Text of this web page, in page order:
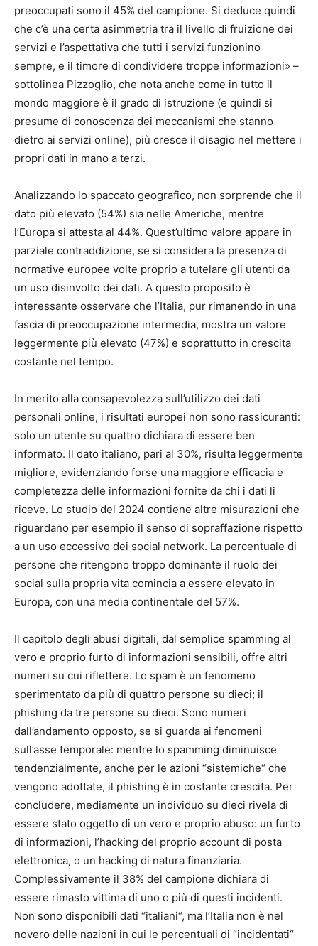
preoccupati sono il 45% del campione. Si deduce quindi
che c’è una certa asimmetria tra il livello di fruizione dei
servizi e l’aspettativa che tutti i servizi funzionino
sempre, e il timore di condividere troppe informazioni» –
sottolinea Pizzoglio, che nota anche come in tutto il
mondo maggiore è il grado di istruzione (e quindi si
presume di conoscenza dei meccanismi che stanno
dietro ai servizi online), più cresce il disagio nel mettere i
propri dati in mano a terzi.
Analizzando lo spaccato geografico, non sorprende che il
dato più elevato (54%) sia nelle Americhe, mentre
l’Europa si attesta al 44%. Quest’ultimo valore appare in
parziale contraddizione, se si considera la presenza di
normative europee volte proprio a tutelare gli utenti da
un uso disinvolto dei dati. A questo proposito è
interessante osservare che l’Italia, pur rimanendo in una
fascia di preoccupazione intermedia, mostra un valore
leggermente più elevato (47%) e soprattutto in crescita
costante nel tempo.
In merito alla consapevolezza sull’utilizzo dei dati
personali online, i risultati europei non sono rassicuranti:
solo un utente su quattro dichiara di essere ben
informato. Il dato italiano, pari al 30%, risulta leggermente
migliore, evidenziando forse una maggiore efficacia e
completezza delle informazioni fornite da chi i dati li
riceve. Lo studio del 2024 contiene altre misurazioni che
riguardano per esempio il senso di sopraffazione rispetto
a un uso eccessivo dei social network. La percentuale di
persone che ritengono troppo dominante il ruolo dei
social sulla propria vita comincia a essere elevato in
Europa, con una media continentale del 57%.
Il capitolo degli abusi digitali, dal semplice spamming al
vero e proprio furto di informazioni sensibili, offre altri
numeri su cui riflettere. Lo spam è un fenomeno
sperimentato da più di quattro persone su dieci; il
phishing da tre persone su dieci. Sono numeri
dall’andamento opposto, se si guarda ai fenomeni
sull’asse temporale: mentre lo spamming diminuisce
tendenzialmente, anche per le azioni “sistemiche“ che
vengono adottate, il phishing è in costante crescita. Per
concludere, mediamente un individuo su dieci rivela di
essere stato oggetto di un vero e proprio abuso: un furto
di informazioni, l’hacking del proprio account di posta
elettronica, o un hacking di natura finanziaria.
Complessivamente il 38% del campione dichiara di
essere rimasto vittima di uno o più di questi incidenti.
Non sono disponibili dati “italiani“, ma l’Italia non è nel
novero delle nazioni in cui le percentuali di “incidentati“